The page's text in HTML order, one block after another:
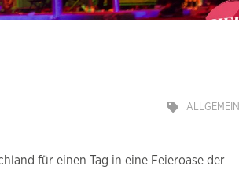
ALLGEMEIN
für einen Tag in eine Feieroase der